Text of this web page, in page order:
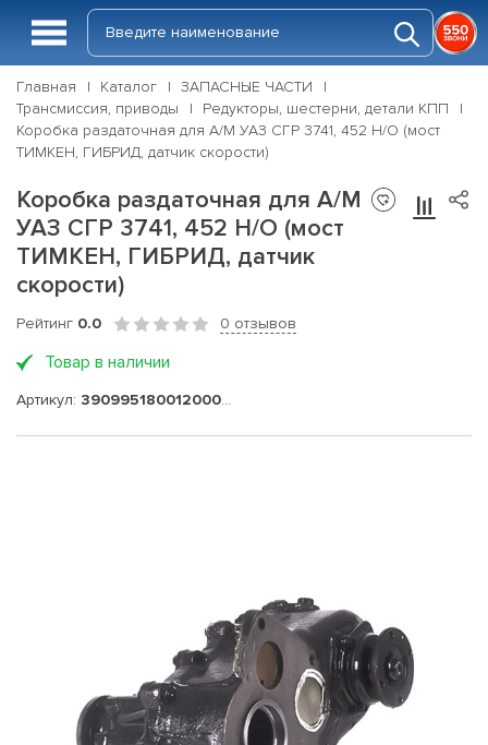
Главная Каталог
ЗАПАСНЫЕ ЧАСТИ
Трансмиссия, приводы
Редукторы, шестерни, детали КПП
Коробка раздаточная для А/М УАЗ СГР 3741, 452 Н/О (мост
ТИМКЕН, ГИБРИД, датчик скорости)
Коробка раздаточная для А/М
УАЗ СГР 3741, 452 Н/О (мост
ТИМКЕН, ГИБРИД, датчик
скорости)
Рейтинг 0.0 0 отзывов
Товар в наличии
Артикул: 390995180012000-15